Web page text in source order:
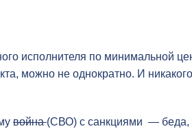
исполнителя по минимальной
можно не однократно. И никакого
война(СВО) с санкциями — беда,